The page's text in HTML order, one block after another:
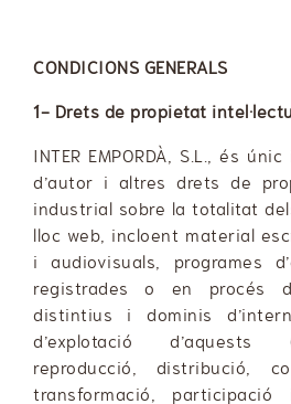
CONDICIONS GENERALS
1- Drets de propietat
INTER EMPORDÀ, S.L., és
d’autor i altres drets de
industrial sobre la totalitat
lloc web, incloent material
i audiovisuals, programes
registrades o en procés
distintius i dominis
d’explotació d’aquests
reproducció, distribució,
transformació,